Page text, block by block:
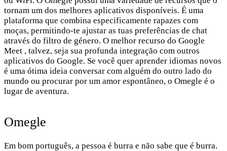
tornam um dos melhores aplicativos disponíveis. É uma
plataforma que combina especificamente rapazes com
moças, permitindo-te ajustar as tuas preferências de chat
através do filtro de género. O melhor recurso do Google
Meet , talvez, seja sua profunda integração com outros
aplicativos do Google. Se você quer aprender idiomas novos
é uma ótima ideia conversar com alguém do outro lado do
mundo ou procurar por um amor espontâneo, o Omegle é o
lugar de aventura.
Omegle
Em bom português, a pessoa é burra e não sabe que é burra.